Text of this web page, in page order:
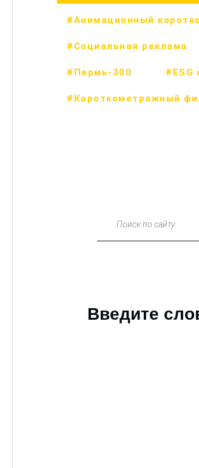
#Анимационный
#Социальная реклама
#Пермь-300 #ESG
#Короткометражный
Поиск по сайту
Введите